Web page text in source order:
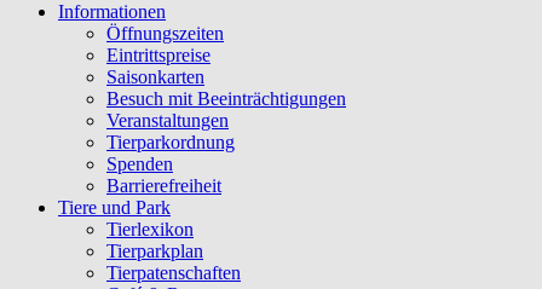
Informationen
Öffnungszeiten
Eintrittspreise
Saisonkarten
Besuch mit Beeinträchtigungen
Veranstaltungen
Tierparkordnung
Spenden
Barrierefreiheit
Tiere und Park
Tierlexikon
Tierparkplan
Tierpatenschaften